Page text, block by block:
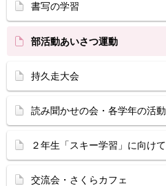
書写の学習
部活動あいさつ運動
持久走大会
読み聞かせの会・各学年の活動
２年生「スキー学習」に向けて
交流会・さくらカフェ